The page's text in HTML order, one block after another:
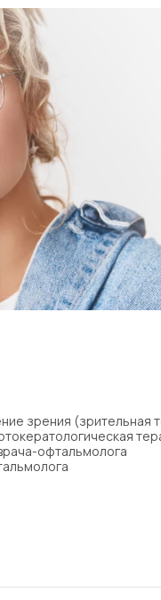
зрения (зрительная
офтальмолога